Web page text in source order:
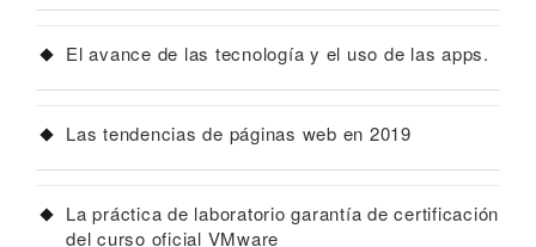
El avance de las tecnología y el uso de las apps.
Las tendencias de páginas web en 2019
La práctica de laboratorio garantía de certificación
del curso oficial VMware